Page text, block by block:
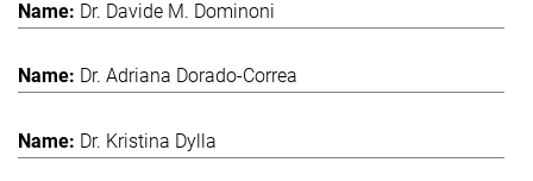
Dr. Davide M. Dominoni
Dr. Adriana Dorado-Correa
Dr. Kristina Dylla